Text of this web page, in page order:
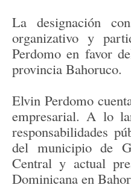
La designación
organizativo y
Perdomo en favor
provincia Bahoruco.
Elvin Perdomo
empresarial. A lo
responsabilidades
del municipio de
Central y actual
Dominicana en